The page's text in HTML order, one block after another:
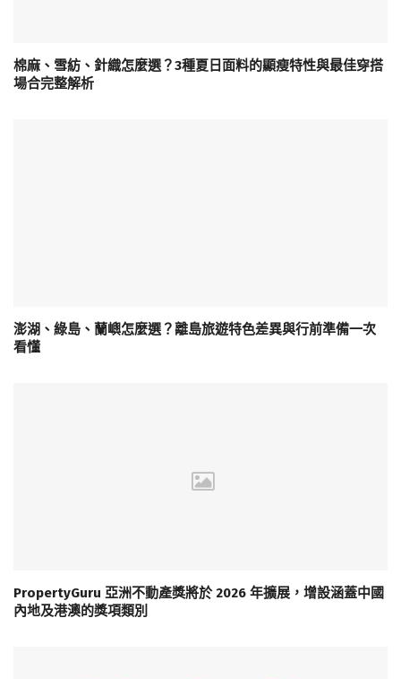
棉麻、雪紡、針織怎麼選？3種夏日面料的顯瘦特性與最佳穿搭
場合完整解析
澎湖、綠島、蘭嶼怎麼選？離島旅遊特色差異與行前準備一次
看懂
PropertyGuru 亞洲不動產獎將於 2026 年擴展，增設涵蓋中國
內地及港澳的獎項類別